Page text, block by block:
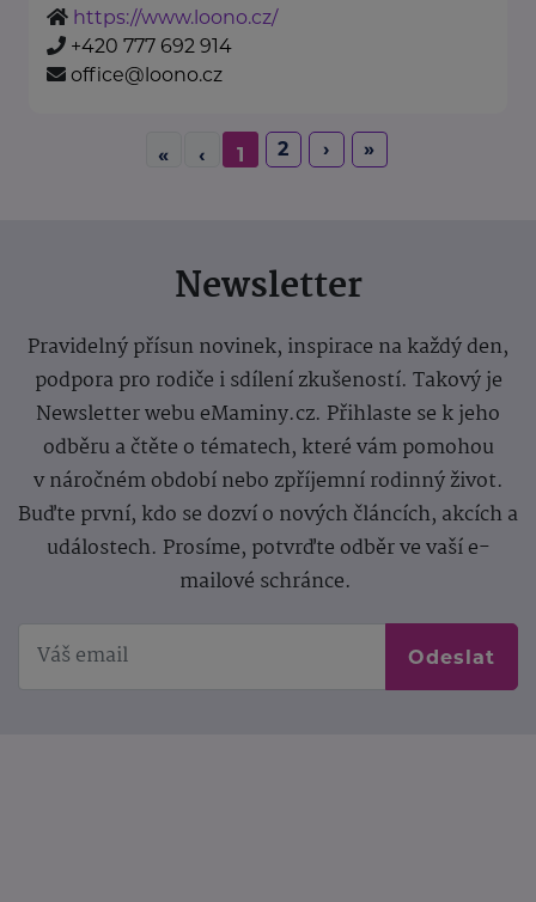
https://www.loono.cz/
+420 777 692 914
office@loono.cz
« ‹ 1 2 › »
Newsletter
Pravidelný přísun novinek, inspirace na každý den,
podpora pro rodiče i sdílení zkušeností. Takový je
Newsletter webu eMaminy.cz. Přihlaste se k jeho
odběru a čtěte o tématech, které vám pomohou
v náročném období nebo zpříjemní rodinný život.
Buďte první, kdo se dozví o nových článcích, akcích a
událostech. Prosíme, potvrďte odběr ve vaší e-
mailové schránce.
Odeslat